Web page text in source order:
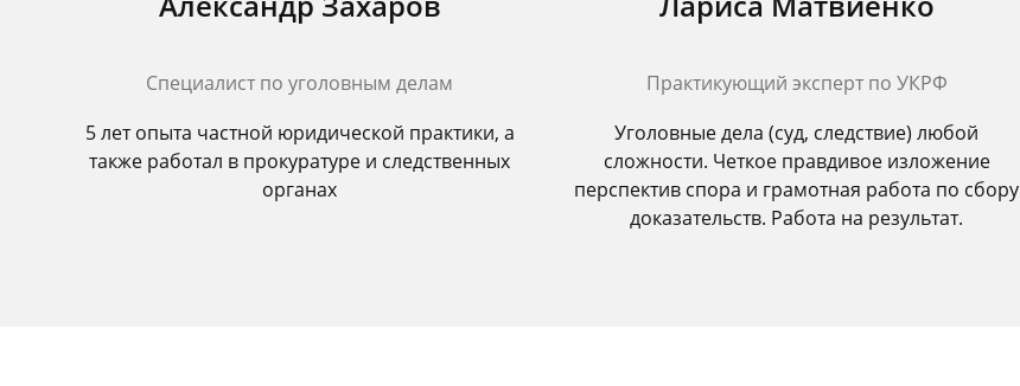
Специалист по уголовным делам
5 лет опыта частной юридической практики, а
также работал в прокуратуре и следственных
органах
Практикующий эксперт по УКРФ
Уголовные дела (суд, следствие) любой
сложности. Четкое правдивое изложение
перспектив спора и грамотная работа по сбору
доказательств. Работа на результат.